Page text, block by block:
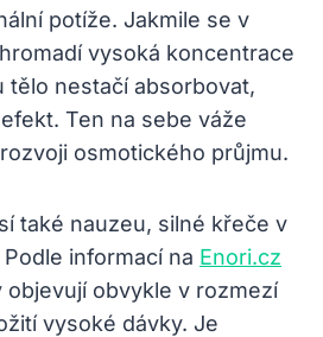
potíže. Jakmile se v
vysoká koncentrace
tělo nestačí absorbovat,
Ten na sebe váže
osmotického průjmu.
také nauzeu, silné křeče v
informací na Enori.cz
obvykle v rozmezí
vysoké dávky. Je